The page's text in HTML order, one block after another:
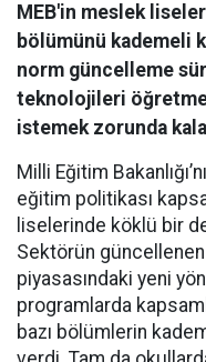
MEB'in meslek
bölümünü kademeli
norm güncelleme
teknolojileri
istemek zorunda
Milli Eğitim
eğitim politikası
liselerinde köklü bir
Sektörün
piyasasındaki yeni
programlarda
bazı bölümlerin